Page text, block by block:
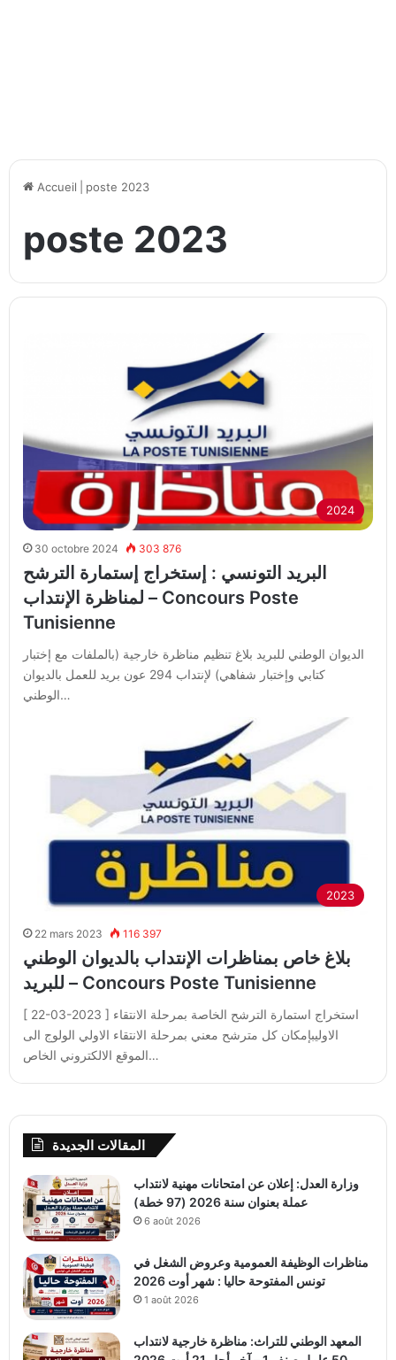
Accueil poste 2023
poste 2023
2024
30 octobre 2024 303 876
البريد التونسي : إستخراج إستمارة الترشح
لمناظرة الإنتداب – Concours Poste
Tunisienne
الديوان الوطني للبريد بلاغ تنظيم مناظرة خارجية (بالملفات مع إختبار
كتابي وإختبار شفاهي) لإنتداب 294 عون بريد للعمل بالديوان
الوطني…
2023
22 mars 2023 116 397
بلاغ خاص بمناظرات الإنتداب بالديوان الوطني
للبريد – Concours Poste Tunisienne
[ 22-03-2023 ] استخراج استمارة الترشح الخاصة بمرحلة الانتقاء
الاوليبإمكان كل مترشح معني بمرحلة الانتقاء الاولي الولوج الى
الموقع الالكتروني الخاص…
المقالات الجديدة
وزارة العدل: إعلان عن امتحانات مهنية لانتداب
عملة بعنوان سنة 2026 (97 خطة)
6 août 2026
مناظرات الوظيفة العمومية وعروض الشغل في
تونس المفتوحة حاليا : شهر أوت 2026
1 août 2026
المعهد الوطني للتراث: مناظرة خارجية لانتداب